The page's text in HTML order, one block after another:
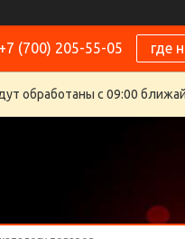
(700) 205-55-05 где
обработаны с 09:00